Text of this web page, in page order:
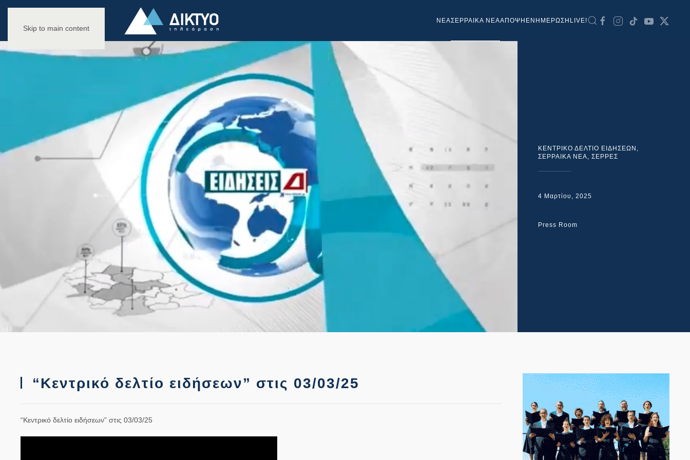
Skip to main content
NEAΣΕΡΡΑΙΚΑ ΝΕΑΑΠΟΨΗ ΕΝΗΜΕΡΩΣΗ LIVE!
ΚΕΝΤΡΙΚΟ ΔΕΛΤΙΟ ΕΙΔΗΣΕΩΝ ,
ΣΕΡΡΑΙΚΑ ΝΕΑ, ΣΕΡΡΕΣ
4 Μαρτίου, 2025
Press Room
“Κεντρικό δελτίο ειδήσεων” στις 03/03/25
“Κεντρικό δελτίο ειδήσεων” στις 03/03/25